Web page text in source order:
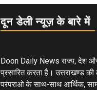
दून डेली न्यूज़ के बारे में
Doon Daily News राज्य, देश
प्रसारित करता है। उत्तराखण्ड
परंपराओ के साथ-साथ आर्थिक,